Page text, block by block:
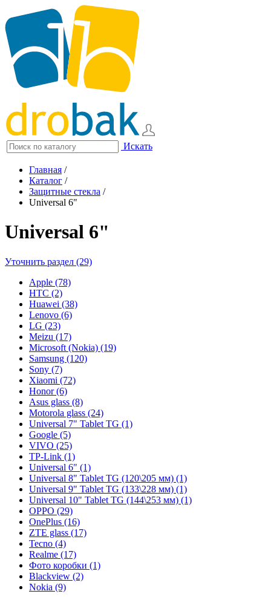
Искать
Главная /
Каталог /
Защитные стекла /
Universal 6"
Universal 6"
Уточнить раздел (29)
Apple (78)
HTC (2)
Huawei (38)
Lenovo (6)
LG (23)
Meizu (17)
Microsoft (Nokia) (19)
Samsung (120)
Sony (7)
Xiaomi (72)
Honor (6)
Asus glass (8)
Motorola glass (24)
Universal 7" Tablet TG (1)
Google (5)
VIVO (25)
TP-Link (1)
Universal 6" (1)
Universal 8" Tablet TG (120\205 мм) (1)
Universal 9" Tablet TG (133\228 мм) (1)
Universal 10" Tablet TG (144\253 мм) (1)
OPPO (29)
OnePlus (16)
ZTE glass (17)
Tecno (4)
Realme (17)
Фото коробки (1)
Blackview (2)
Nokia (9)